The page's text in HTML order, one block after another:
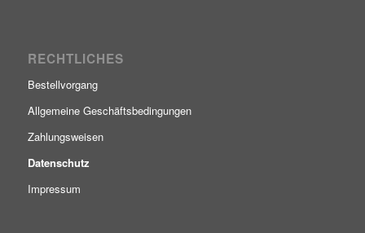
RECHTLICHES
Bestellvorgang
Allgemeine Geschäftsbedingungen
Zahlungsweisen
Datenschutz
Impressum